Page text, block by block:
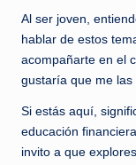
Al ser joven,
hablar de estos
acompañarte en el
gustaría que me
Si estás aquí,
educación
invito a que